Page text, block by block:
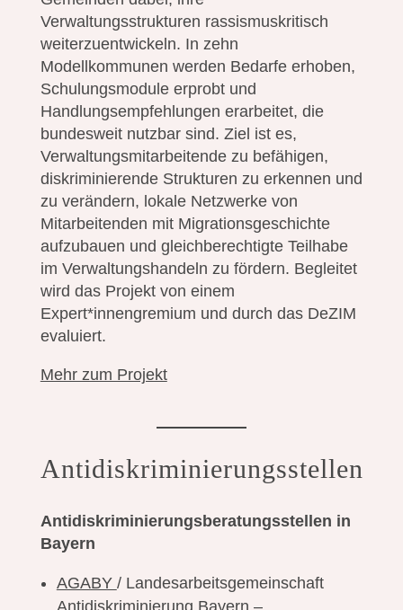
Verwaltungsstrukturen rassismuskritisch
weiterzuentwickeln. In zehn
Modellkommunen werden Bedarfe erhoben,
Schulungsmodule erprobt und
Handlungsempfehlungen erarbeitet, die
bundesweit nutzbar sind. Ziel ist es,
Verwaltungsmitarbeitende zu befähigen,
diskriminierende Strukturen zu erkennen und
zu verändern, lokale Netzwerke von
Mitarbeitenden mit Migrationsgeschichte
aufzubauen und gleichberechtigte Teilhabe
im Verwaltungshandeln zu fördern. Begleitet
wird das Projekt von einem
Expert*innengremium und durch das DeZIM
evaluiert.
Mehr zum Projekt
Antidiskriminierungsstellen
Antidiskriminierungsberatungsstellen in
Bayern
AGABY / Landesarbeitsgemeinschaft